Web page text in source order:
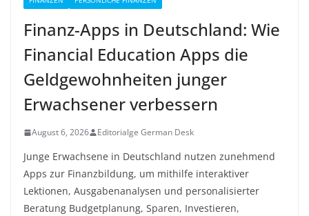
Finanz-Apps in Deutschland: Wie
Financial Education Apps die
Geldgewohnheiten junger
Erwachsener verbessern
August 6, 2026 Editorialge German Desk
Junge Erwachsene in Deutschland nutzen zunehmend
Apps zur Finanzbildung, um mithilfe interaktiver
Lektionen, Ausgabenanalysen und personalisierter
Beratung Budgetplanung, Sparen, Investieren,